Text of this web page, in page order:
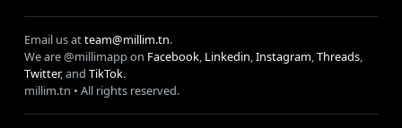
Email us atteam@millim.tn.
We are @millimapp on Facebook, Linkedin,Instagram,Threads,
Twitter, and TikTok.
millim.tn • All rights reserved.